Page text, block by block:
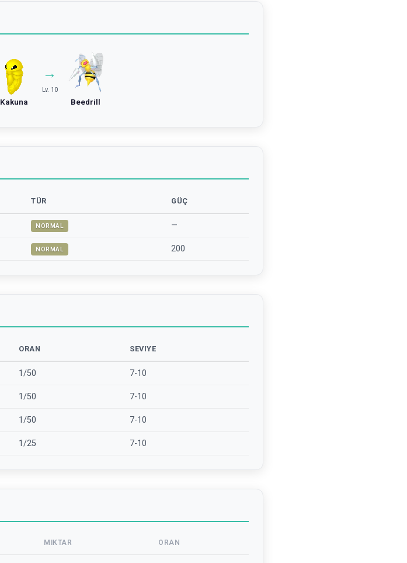
Kakuna
→
Lv. 10
Beedrill
TÜR GÜÇ
NORMAL —
NORMAL 200
ORAN SEVIYE
1/50 7-10
1/50 7-10
1/50 7-10
1/25 7-10
MIKTAR ORAN